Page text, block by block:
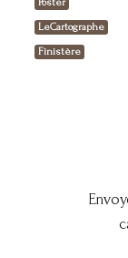
LeCartographe
Finistère